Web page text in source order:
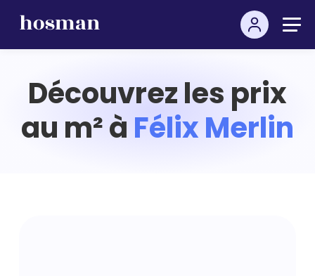
Découvrez les prix
au m² à Félix Merlin